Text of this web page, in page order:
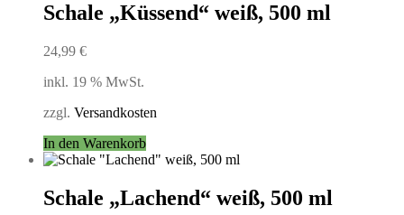
Schale „Küssend“ weiß, 500 ml
24,99 €
inkl. 19 % MwSt.
zzgl. Versandkosten
In den Warenkorb
Schale „Lachend“ weiß, 500 ml